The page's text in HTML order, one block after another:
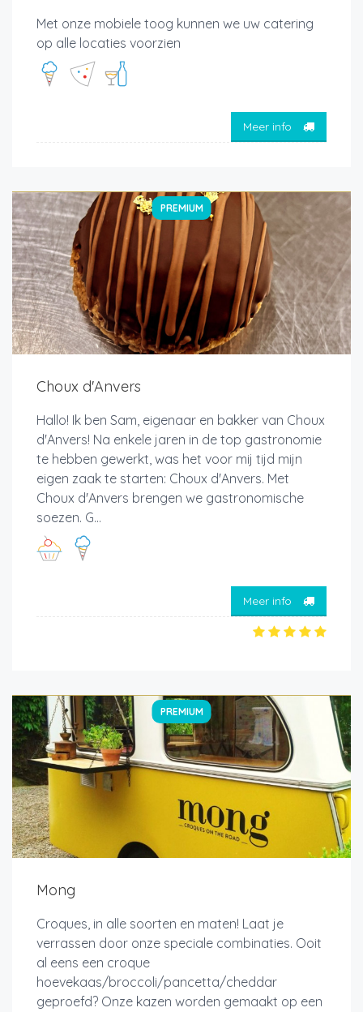
Met onze mobiele toog kunnen we uw catering
op alle locaties voorzien
Meer info
PREMIUM
Choux d'Anvers
Hallo! Ik ben Sam, eigenaar en bakker van Choux
d'Anvers! Na enkele jaren in de top gastronomie
te hebben gewerkt, was het voor mij tijd mijn
eigen zaak te starten: Choux d'Anvers. Met
Choux d'Anvers brengen we gastronomische
soezen. G...
Meer info
PREMIUM
Mong
Croques, in alle soorten en maten! Laat je
verrassen door onze speciale combinaties. Ooit
al eens een croque
hoevekaas/broccoli/pancetta/cheddar
geproefd? Onze kazen worden gemaakt op een